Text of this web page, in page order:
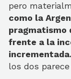
pero
como la
pragmatismo
frente a la
incrementada.
los dos